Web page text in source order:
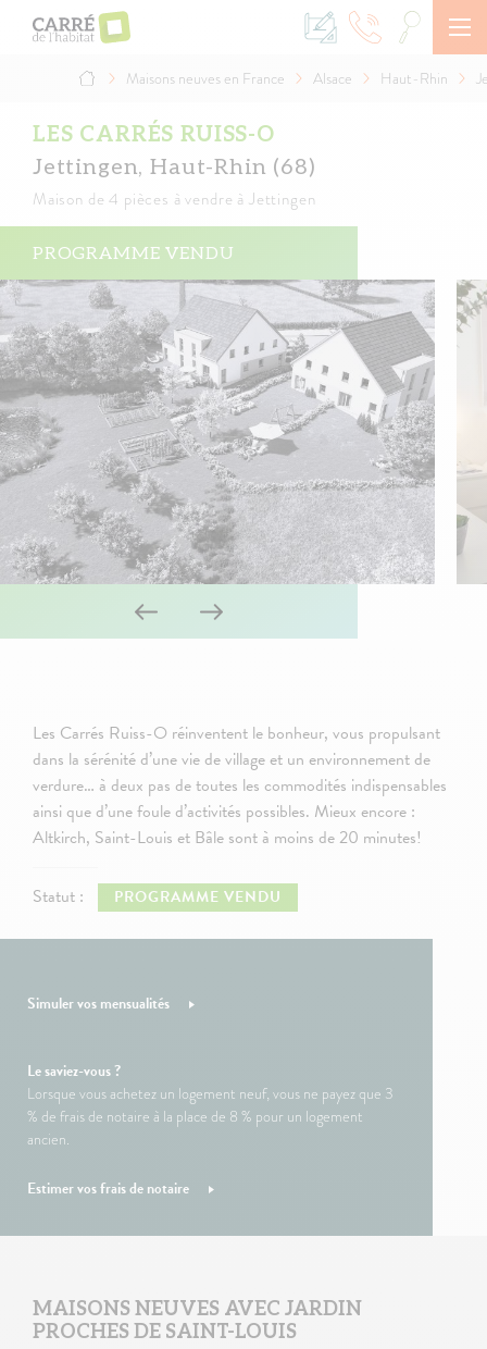
contenu
Maisons neuves en France Alsace Haut-Rhin
LES CARRÉS RUISS-O
Jettingen, Haut-Rhin (68)
Maison de 4 pièces à vendre à Jettingen
PROGRAMME VENDU
Les Carrés Ruiss-O réinventent le bonheur, vous propulsant
dans la sérénité d’une vie de village et un environnement de
verdure… à deux pas de toutes les commodités indispensables
ainsi que d’une foule d’activités possibles. Mieux encore :
Altkirch, Saint-Louis et Bâle sont à moins de 20 minutes!
Statut : PROGRAMME VENDU
Simuler vos mensualités
Le saviez-vous ?
Lorsque vous achetez un logement neuf, vous ne payez que 3
% de frais de notaire à la place de 8 % pour un logement
ancien.
Estimer vos frais de notaire
MAISONS NEUVES AVEC JARDIN
PROCHES DE SAINT-LOUIS